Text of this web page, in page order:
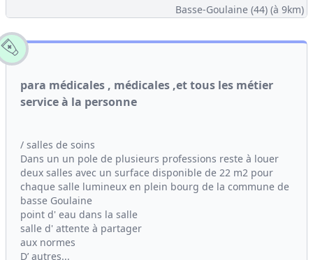
Basse-Goulaine (44) (à 9km)
para médicales , médicales ,et tous les métier
service à la personne
/ salles de soins
Dans un un pole de plusieurs professions reste à louer
deux salles avec un surface disponible de 22 m2 pour
chaque salle lumineux en plein bourg de la commune de
basse Goulaine
point d' eau dans la salle
salle d' attente à partager
aux normes
D’ autres...